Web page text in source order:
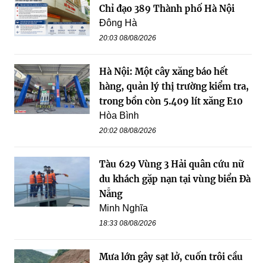
Chỉ đạo 389 Thành phố Hà Nội
Đông Hà
20:03 08/08/2026
Hà Nội: Một cây xăng báo hết
hàng, quản lý thị trường kiểm tra,
trong bồn còn 5.409 lít xăng E10
Hòa Bình
20:02 08/08/2026
Tàu 629 Vùng 3 Hải quân cứu nữ
du khách gặp nạn tại vùng biển Đà
Nẵng
Minh Nghĩa
18:33 08/08/2026
Mưa lớn gây sạt lở, cuốn trôi cầu